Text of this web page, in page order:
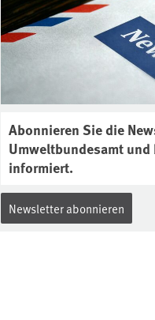
Abonnieren Sie die
Umweltbundesamt
informiert.
Newsletter abonnieren